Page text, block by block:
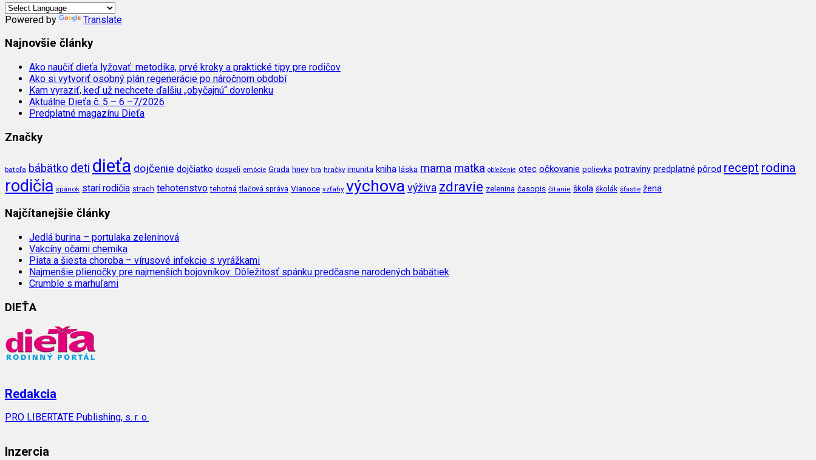
Powered by Translate
Najnovšie články
Ako naučiť dieťa lyžovať: metodika, prvé kroky a praktické tipy pre rodičov
Ako si vytvoriť osobný plán regenerácie po náročnom období
Kam vyraziť, keď už nechcete ďalšiu „obyčajnú“ dovolenku
Aktuálne Dieťa č. 5 – 6 –7/2026
Predplatné magazínu Dieťa
Značky
batoľa bábätko deti dieťa dojčenie dojčiatko dospelí emócie Grada hnev hra hračky imunita kniha láska mama matka oblečenie otec očkovanie polievka potraviny predplatné pôrod recept rodina
rodičia spánok starí rodičia strach tehotenstvo tehotná tlačová správa Vianoce vzťahy výchova výživa zdravie zelenina časopis čítanie škola školák šťastie žena
Najčítanejšie články
Jedlá burina – portulaka zeleninová
Vakcíny očami chemika
Piata a šiesta choroba – vírusové infekcie s vyrážkami
Najmenšie plienočky pre najmenších bojovníkov: Dôležitosť spánku predčasne narodených bábätiek
Crumble s marhuľami
DIEŤA
Redakcia
PRO LIBERTATE Publishing, s. r. o.
Inzercia